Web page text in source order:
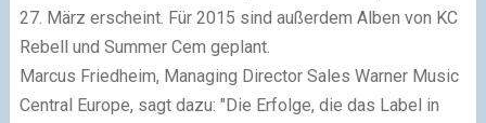
27. März erscheint. Für 2015 sind außerdem Alben von KC
Rebell und Summer Cem geplant.
Marcus Friedheim, Managing Director Sales Warner Music
Central Europe, sagt dazu: "Die Erfolge, die das Label in